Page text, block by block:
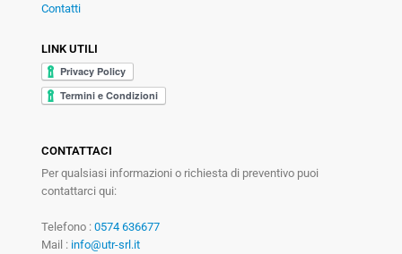
Contatti
LINK UTILI
CONTATTACI
Per qualsiasi informazioni o richiesta di preventivo puoi
contattarci qui:
Telefono : 0574 636677
Mail : info@utr-srl.it